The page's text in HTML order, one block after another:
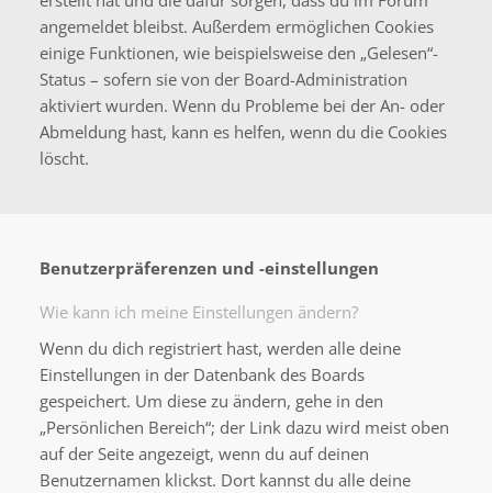
angemeldet bleibst. Außerdem ermöglichen Cookies
einige Funktionen, wie beispielsweise den „Gelesen“-
Status – sofern sie von der Board-Administration
aktiviert wurden. Wenn du Probleme bei der An- oder
Abmeldung hast, kann es helfen, wenn du die Cookies
löscht.
Benutzerpräferenzen und -einstellungen
Wie kann ich meine Einstellungen ändern?
Wenn du dich registriert hast, werden alle deine
Einstellungen in der Datenbank des Boards
gespeichert. Um diese zu ändern, gehe in den
„Persönlichen Bereich“; der Link dazu wird meist oben
auf der Seite angezeigt, wenn du auf deinen
Benutzernamen klickst. Dort kannst du alle deine